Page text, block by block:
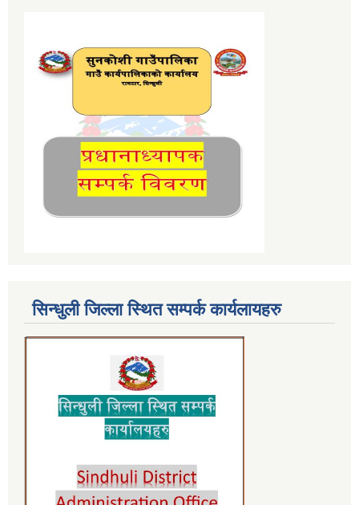
सिन्धुली जिल्ला स्थित सम्पर्क कार्यलायहरु